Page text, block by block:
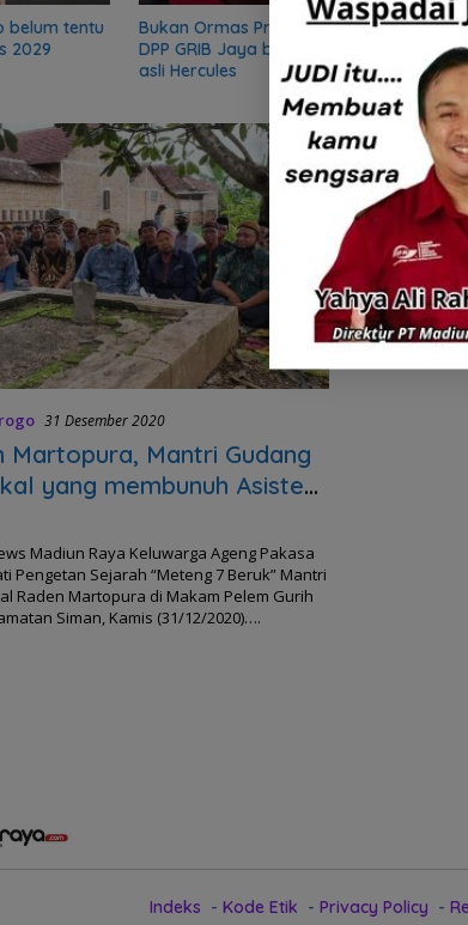
belum tentu
2029
Bukan Ormas Preman, Sekjen
DPP GRIB Jaya bongkar sifat
asli Hercules
31 Desember 2020
Martopura, Mantri Gudang
yang membunuh Asisten
saat malam Tahun Baru
Madiun Raya Keluwarga Ageng Pakasa
Pengetan Sejarah “Meteng 7 Beruk” Mantri
Raden Martopura di Makam Pelem Gurih
Siman, Kamis (31/12/2020)….
Indeks Kode Etik Privacy Policy